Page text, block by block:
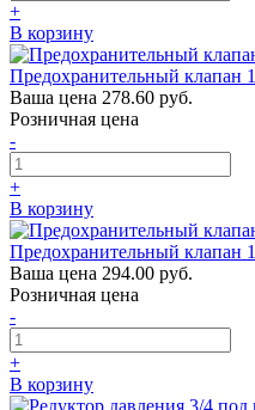
+
В корзину
Предохранительный клапан
Ваша цена 278.60 руб.
Розничная цена
-
+
В корзину
Предохранительный клапан
Ваша цена 294.00 руб.
Розничная цена
-
+
В корзину